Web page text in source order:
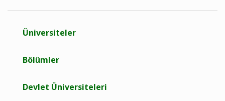
Üniversiteler
Bölümler
Devlet Üniversiteleri